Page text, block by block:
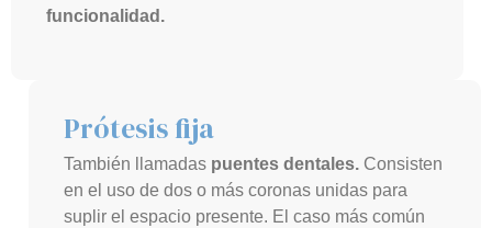
funcionalidad.
Prótesis fija
También llamadas puentes dentales. Consisten
en el uso de dos o más coronas unidas para
suplir el espacio presente. El caso más común